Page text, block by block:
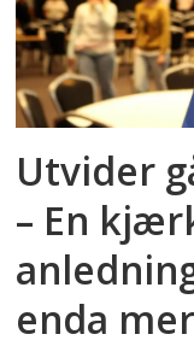
Utvider
– En
enda